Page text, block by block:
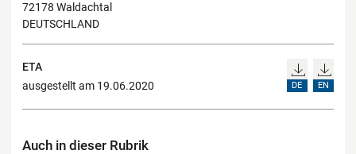
72178 Waldachtal
DEUTSCHLAND
ETA
ausgestellt am 19.06.2020
DE EN
Auch in dieser Rubrik